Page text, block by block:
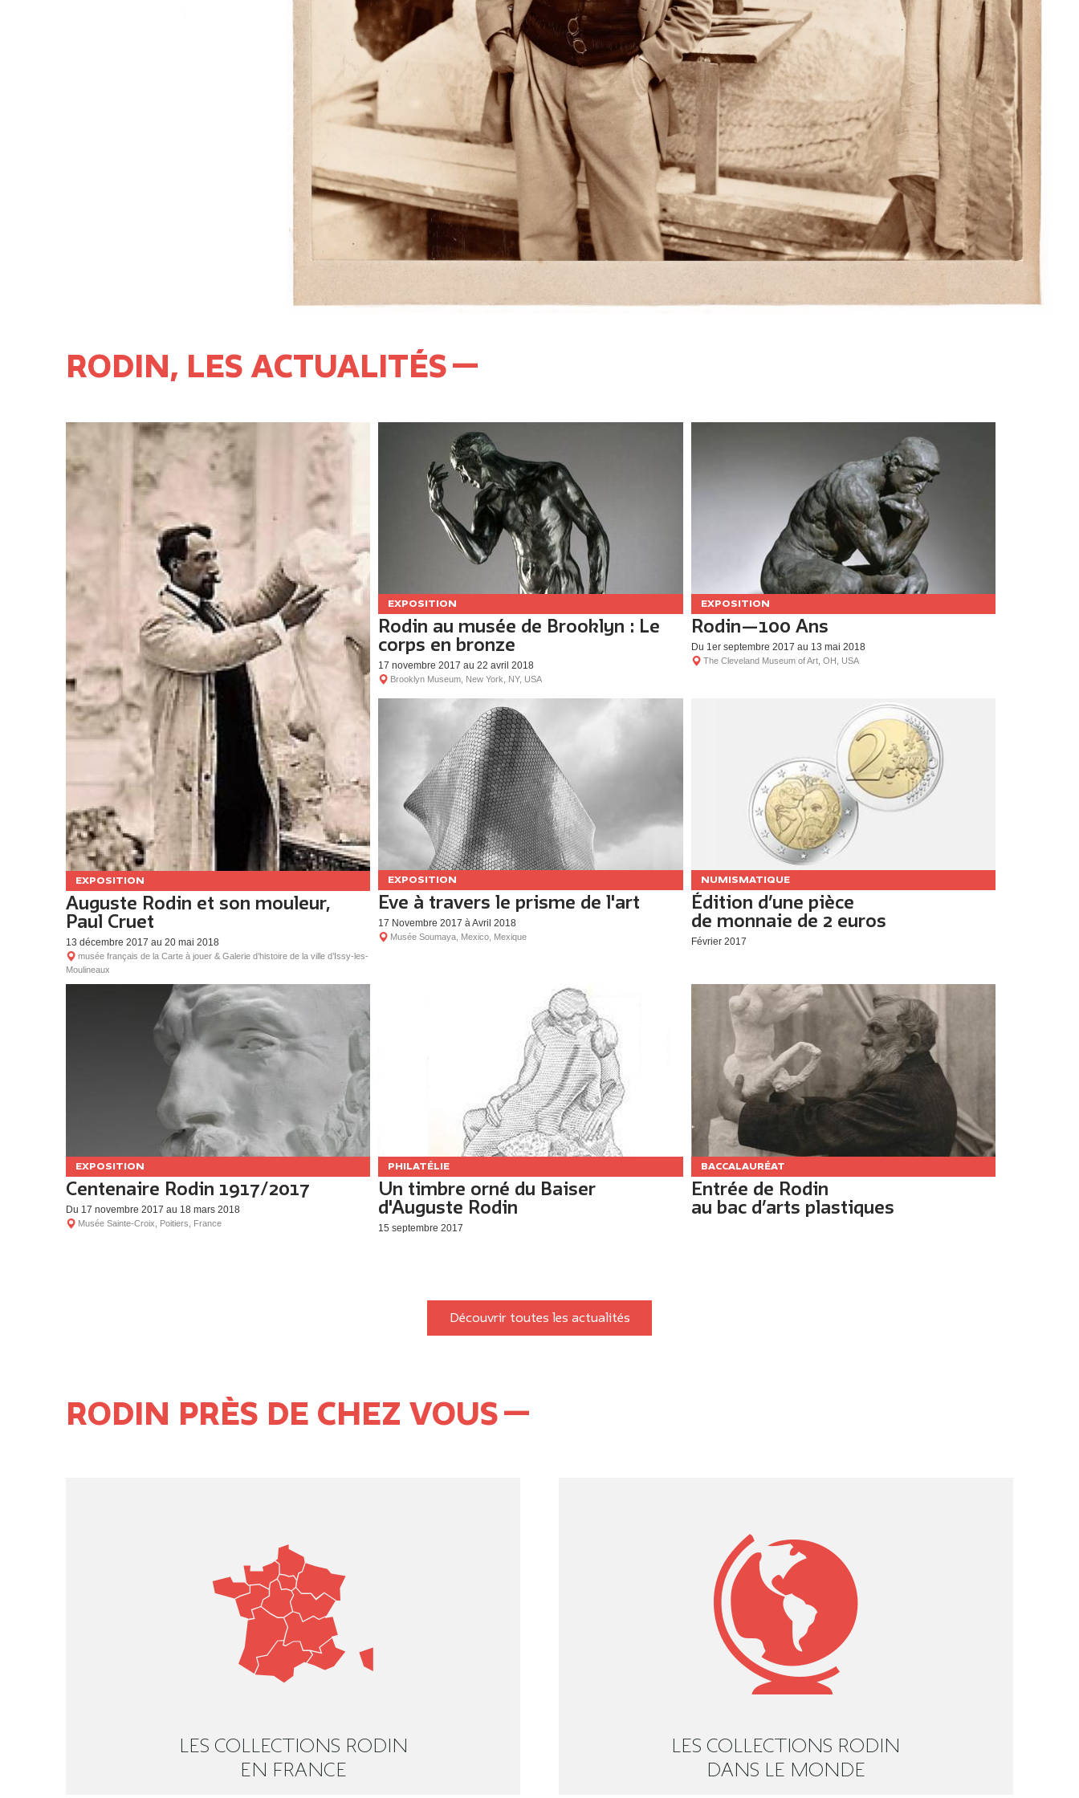
RODIN, LES ACTUALITÉS
EXPOSITION
Auguste Rodin et son mouleur,
Paul Cruet
13 décembre 2017 au 20 mai 2018
musée français de la Carte à jouer & Galerie d’histoire de la ville d’Issy-les-
Moulineaux
EXPOSITION
Rodin au musée de Brooklyn : Le
corps en bronze
17 novembre 2017 au 22 avril 2018
Brooklyn Museum, New York, NY, USA
EXPOSITION
Rodin—100 Ans
Du 1er septembre 2017 au 13 mai 2018
The Cleveland Museum of Art, OH, USA
EXPOSITION
Eve à travers le prisme de l'art
17 Novembre 2017 à Avril 2018
Musée Soumaya, Mexico, Mexique
NUMISMATIQUE
Édition d’une pièce
de monnaie de 2 euros
Février 2017
EXPOSITION
Centenaire Rodin 1917/2017
Du 17 novembre 2017 au 18 mars 2018
Musée Sainte-Croix, Poitiers, France
PHILATÉLIE
Un timbre orné du Baiser
d'Auguste Rodin
15 septembre 2017
BACCALAURÉAT
Entrée de Rodin
au bac d’arts plastiques
Découvrir toutes les actualités
RODIN PRÈS DE CHEZ VOUS
LES COLLECTIONS RODIN
EN FRANCE
LES COLLECTIONS RODIN
DANS LE MONDE